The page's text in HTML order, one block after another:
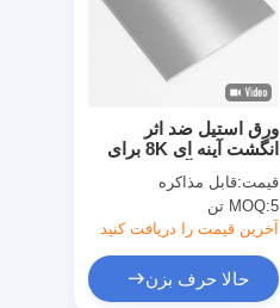
ورق استیل ضد اثر
انگشت آینه ای 8K برای
مبلمان هتل
قیمت:قابل مذاکره
MOQ:5 تن
آخرین قیمت را دریافت کنید
حالا حرف بزن